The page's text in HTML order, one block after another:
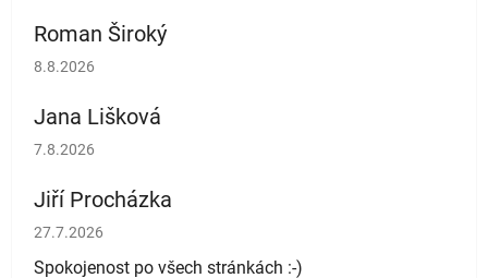
Roman Široký
Hodnocení obchodu je 5 z 5 hvězdiček.
8.8.2026
Jana Lišková
Hodnocení obchodu je 5 z 5 hvězdiček.
7.8.2026
Jiří Procházka
Hodnocení obchodu je 5 z 5 hvězdiček.
27.7.2026
Spokojenost po všech stránkách :-)